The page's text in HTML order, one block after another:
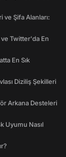
ve Şifa Alanları:
Twitter'da En
En Sık
Diziliş Şekilleri
Arkana Desteleri
Uyumu Nasıl